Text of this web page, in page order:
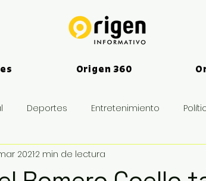
Origen 360
Deportes Entretenimiento
20212 min de lectura